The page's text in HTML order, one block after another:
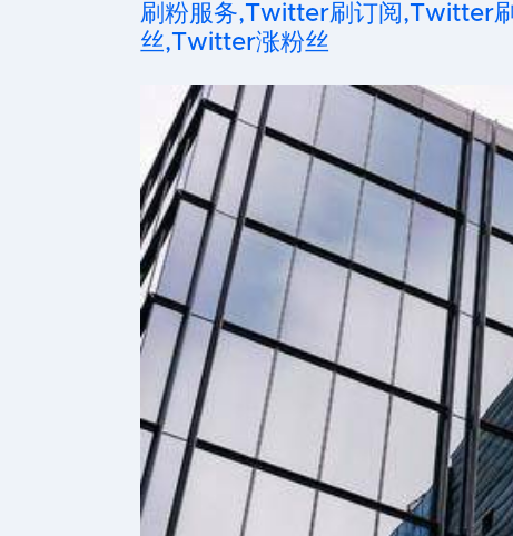
刷粉服务,Twitter刷订阅,Twitter
丝,Twitter涨粉丝